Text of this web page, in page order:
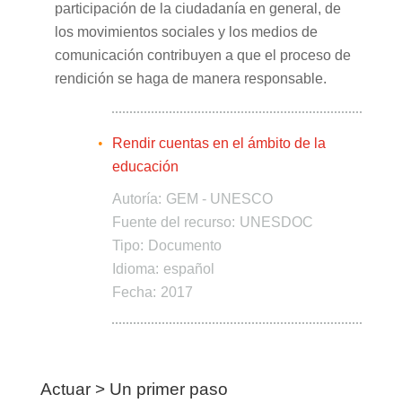
participación de la ciudadanía en general, de
los movimientos sociales y los medios de
comunicación contribuyen a que el proceso de
rendición se haga de manera responsable.
Rendir cuentas en el ámbito de la
educación
Autoría: GEM - UNESCO
Fuente del recurso: UNESDOC
Tipo: Documento
Idioma: español
Fecha: 2017
Actuar > Un primer paso